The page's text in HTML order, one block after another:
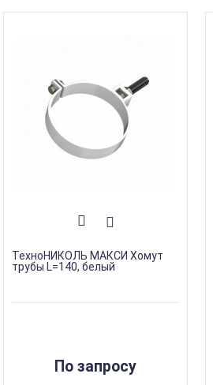
ТехноНИКОЛЬ МАКСИ Хомут
трубы L=140, белый
По запросу